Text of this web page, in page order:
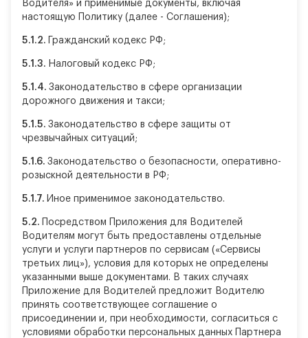
Водителя» и применимые документы, включая
настоящую Политику (далее - Соглашения);
5.1.2. Гражданский кодекс РФ;
5.1.3. Налоговый кодекс РФ;
5.1.4. Законодательство в сфере организации
дорожного движения и такси;
5.1.5. Законодательство в сфере защиты от
чрезвычайных ситуаций;
5.1.6. Законодательство о безопасности, оперативно-
розыскной деятельности в РФ;
5.1.7. Иное применимое законодательство.
5.2.
Посредством Приложения для Водителей
Водителям могут быть предоставлены отдельные
услуги и услуги партнеров по сервисам («Сервисы
третьих лиц»), условия для которых не определены
указанными выше документами. В таких случаях
Приложение для Водителей предложит Водителю
принять соответствующее соглашение о
присоединении и, при необходимости, согласиться с
условиями обработки персональных данных Партнера